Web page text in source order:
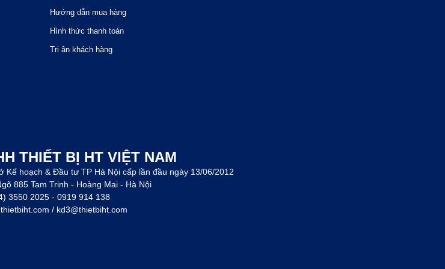
Hướng dẫn mua hàng
Hình thức thanh toán
Tri ân khách hàng
THIẾT BỊ HT VIỆT NAM
Kế hoạch & Đầu tư TP Hà Nội cấp lần đầu ngày 13/06/2012
885 Tam Trinh - Hoàng Mai - Hà Nội
3550 2025 - 0919 914 138
/ kd3@thietbiht.com